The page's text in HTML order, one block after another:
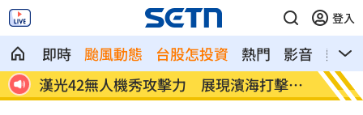
登入
即時 颱風動態 台股怎投資 熱門 影音
熱搜
能
賈靜雯父親節憶亡父 自曝被當兒子養大 新／